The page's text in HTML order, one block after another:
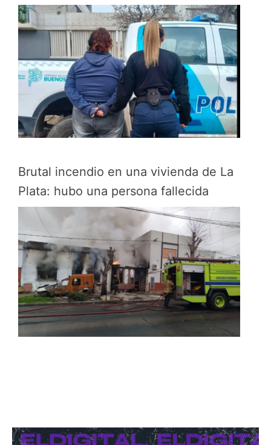
Brutal incendio en una vivienda de La
Plata: hubo una persona fallecida